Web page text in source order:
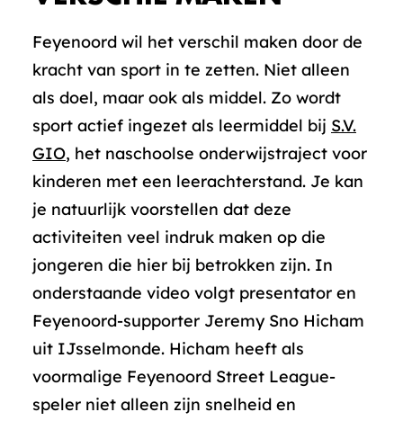
Feyenoord wil het verschil maken door de
kracht van sport in te zetten. Niet alleen
als doel, maar ook als middel. Zo wordt
sport actief ingezet als leermiddel bij S.V.
GIO, het naschoolse onderwijstraject voor
kinderen met een leerachterstand. Je kan
je natuurlijk voorstellen dat deze
activiteiten veel indruk maken op die
jongeren die hier bij betrokken zijn. In
onderstaande video volgt presentator en
Feyenoord-supporter Jeremy Sno Hicham
uit IJsselmonde. Hicham heeft als
voormalige Feyenoord Street League-
speler niet alleen zijn snelheid en